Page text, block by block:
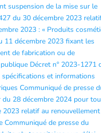
suspension de la mise sur le
du 30 décembre 2023
2023 : « Produits
11 décembre 2023 fixant les
de fabrication ou de
Décret n° 2023-1271
et informations
Communiqué de presse
du 28 décembre 2024 pour
relatif au
Communiqué de presse du